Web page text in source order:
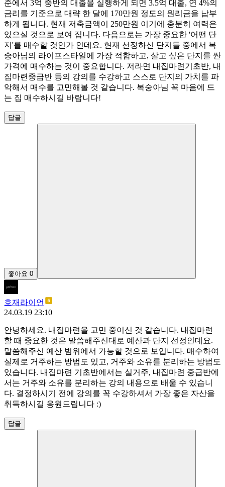
준에서 3억 중반의 대출을 실행하게 되면 3.5억 대출, 연 4%의
금리를 기준으로 대략 한 달에 170만원 정도의 원리금을 납부
하게 됩니다. 현재 저축금액이 250만원 이기에 충분히 여력은
있으실 것으로 보여 집니다. 다음으로는 가장 중요한 '어떤 단
지'를 매수할 것인가 인데요. 현재 선정하신 단지들 중에서 복
숭아님의 라이프스타일에 가장 적합하고, 살고 싶은 단지를 싼
가격에 매수하는 것이 중요합니다. 저라면 내집마련기초반, 내
집마련중급반 등의 강의를 수강하고 스스로 단지의 가치를 파
악해서 매수를 고민해볼 것 같습니다. 복숭아님 꼭 마음에 드
는 집 매수하시길 바랍니다!
답글
좋아요 0
호재라이언
24.03.19 23:10
안녕하세요. 내집마련을 고민 중이신 것 같습니다. 내집마련
할 때 중요한 것은 말씀해주신대로 예산과 단지 선정인데요.
말씀해주신 예산 범위에서 가능할 것으로 보입니다. 매수하여
실제로 거주하는 방법도 있고, 거주와 소유를 분리하는 방법도
있습니다. 내집마련 기초반에서는 실거주, 내집마련 중급반에
서는 거주와 소유를 분리하는 강의 내용으로 배울 수 있습니
다. 결정하시기 전에 강의를 꼭 수강하셔서 가장 좋은 자산을
취득하시길 응원드립니다 :)
답글